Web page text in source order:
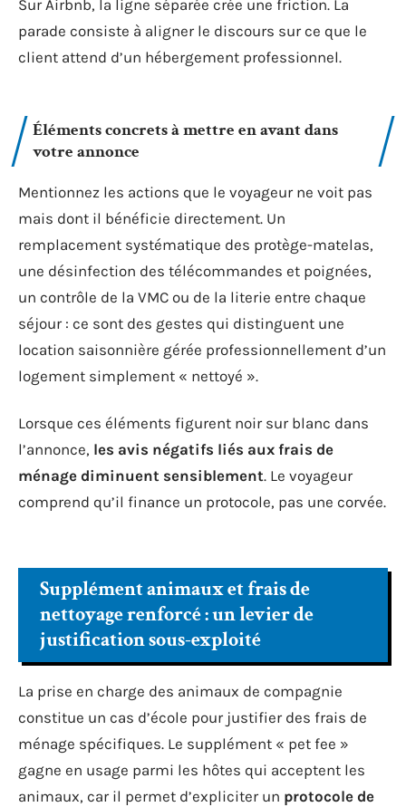
Sur Airbnb, la ligne séparée crée une friction. La
parade consiste à aligner le discours sur ce que le
client attend d’un hébergement professionnel.
Éléments concrets à mettre en avant dans
votre annonce
Mentionnez les actions que le voyageur ne voit pas
mais dont il bénéficie directement. Un
remplacement systématique des protège-matelas,
une désinfection des télécommandes et poignées,
un contrôle de la VMC ou de la literie entre chaque
séjour : ce sont des gestes qui distinguent une
location saisonnière gérée professionnellement d’un
logement simplement « nettoyé ».
Lorsque ces éléments figurent noir sur blanc dans
l’annonce, les avis négatifs liés aux frais de
ménage diminuent sensiblement. Le voyageur
comprend qu’il finance un protocole, pas une corvée.
Supplément animaux et frais de
nettoyage renforcé : un levier de
justification sous-exploité
La prise en charge des animaux de compagnie
constitue un cas d’école pour justifier des frais de
ménage spécifiques. Le supplément « pet fee »
gagne en usage parmi les hôtes qui acceptent les
animaux, car il permet d’expliciter un protocole de